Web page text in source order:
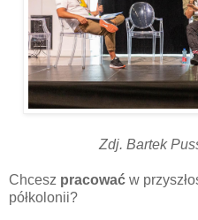
Zdj. Bartek
Chcesz pracować w
półkolonii?